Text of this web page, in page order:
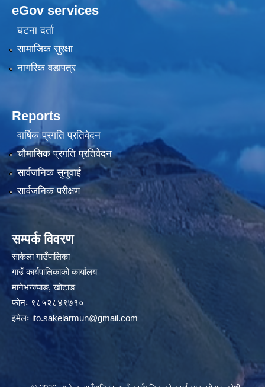
eGov services
घटना दर्ता
सामाजिक सुरक्षा
नागरिक वडापत्र
Reports
वार्षिक प्रगति प्रतिवेदन
चौमासिक प्रगति प्रतिवेदन
सार्वजनिक सुनुवाई
सार्वजनिक परीक्षण
सम्पर्क विवरण
साकेला गाउँपालिका
गाउँ कार्यपालिकाको कार्यालय
मानेभन्ज्याङ, खाेटाङ
फाेनः ९८५२८४९७१०
इमेलः ito.sakelarmun@gmail.com